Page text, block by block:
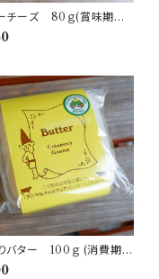
チーズ 80ｇ(賞味期限：
１ヶ月半）
バター 100ｇ (消費期
から２ヶ月）